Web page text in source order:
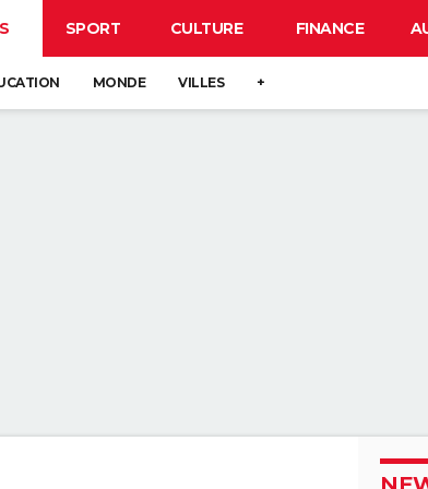
SPORT CULTURE FINANCE
MONDE VILLES +